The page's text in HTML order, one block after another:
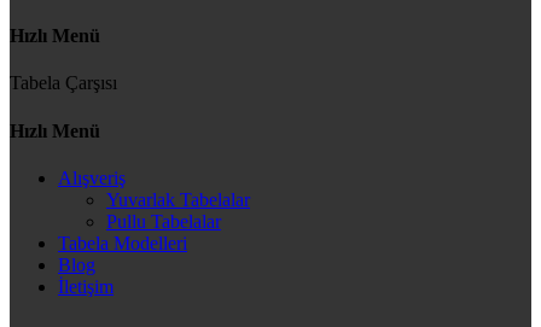
Hızlı Menü
Tabela Çarşısı
Hızlı Menü
Alışveriş
Yuvarlak Tabelalar
Pullu Tabelalar
Tabela Modelleri
Blog
İletişim